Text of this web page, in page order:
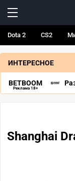
Dota 2 CS2
ИНТЕРЕСНОЕ
BETBOOM
Реклама 18+
Shanghai